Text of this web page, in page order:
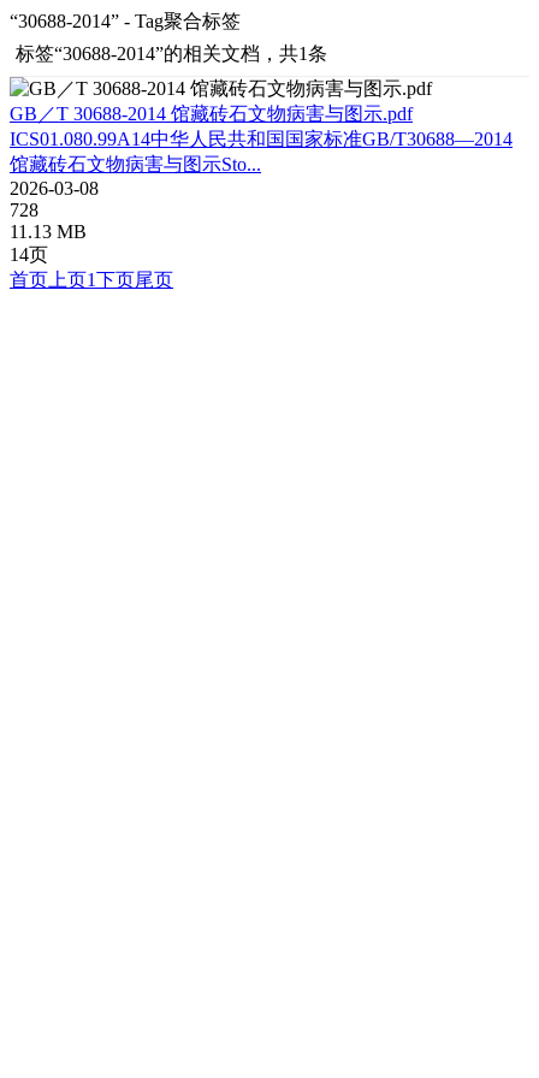
“30688-2014” - Tag聚合标签
标签“30688-2014”的相关文档，共1条
GB／T 30688-2014 馆藏砖石文物病害与图示.pdf
ICS01.080.99A14中华人民共和国国家标准GB/T30688—2014
馆藏砖石文物病害与图示Sto...
2026-03-08
728
11.13 MB
14页
首页 上页1下页尾页